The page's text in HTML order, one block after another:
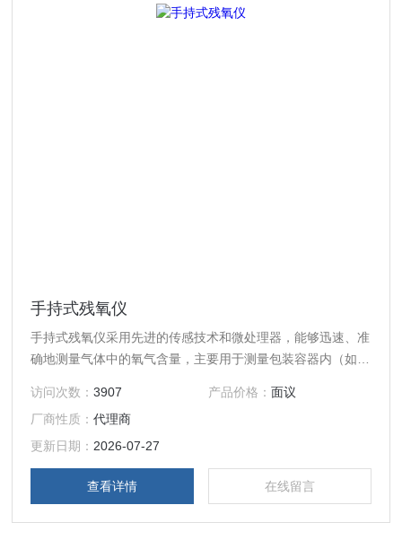
手持式残氧仪
手持式残氧仪采用先进的传感技术和微处理器，能够迅速、准
确地测量气体中的氧气含量，主要用于测量包装容器内（如药
访问次数：3907 产品价格： 面议
厂商性质：代理商
更新日期： 2026-07-27
查看详情 在线留言